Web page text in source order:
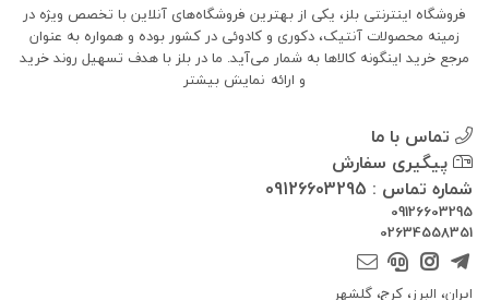
فروشگاه اینترنتی بلز، یکی از بهترین فروشگاه‌های آنلاین با تخصص ویژه در
زمینه محصولات آنتیک، دکوری و کادوئی در کشور بوده و همواره به عنوان
مرجع خرید اینگونه کالاها به شمار می‌آید. ما در بلز با هدف تسهیل روند خرید
و ارائه نمایش بیشتر
تماس با ما
پیگیری سفارش
شماره تماس : 09126603295
09126603295
02634558351
ایران، البرز، کرج، گلشهر